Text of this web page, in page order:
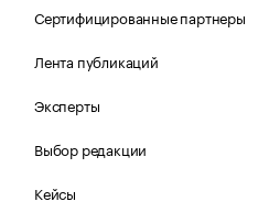
Сертифицированные партнеры
Лента публикаций
Эксперты
Выбор редакции
Кейсы